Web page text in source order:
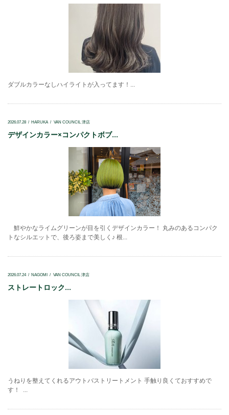
ダブルカラーなしハイライトが入ってます！...
2026.07.28 HARUKA VAN COUNCIL 津店
デザインカラー×コンパクトボブ...
鮮やかなライムグリーンが目を引くデザインカラー！ 丸みのあるコンパク
トなシルエットで、後ろ姿まで美しく♪ 根...
2026.07.24 NAGOMI VAN COUNCIL 津店
ストレートロック...
うねりを整えてくれるアウトバストリートメント 手触り良くておすすめで
す！ ...